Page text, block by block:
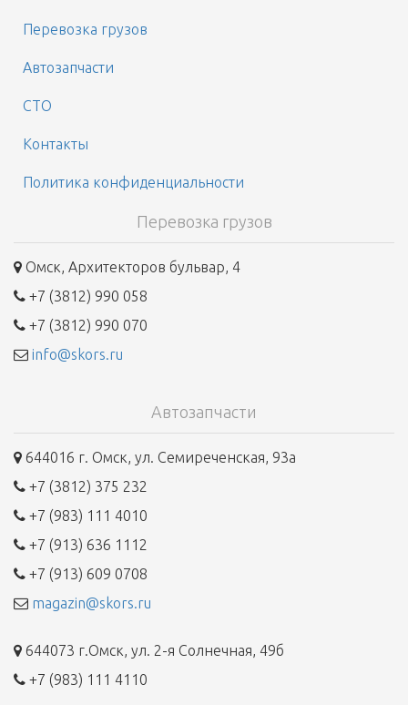
Перевозка грузов
Автозапчасти
СТО
Контакты
Политика конфиденциальности
Перевозка грузов
Омск, Архитекторов бульвар, 4
+7 (3812) 990 058
+7 (3812) 990 070
info@skors.ru
Автозапчасти
644016 г. Омск, ул. Семиреченская, 93а
+7 (3812) 375 232
+7 (983) 111 4010
+7 (913) 636 1112
+7 (913) 609 0708
magazin@skors.ru
644073 г.Омск, ул. 2-я Солнечная, 49б
+7 (983) 111 4110